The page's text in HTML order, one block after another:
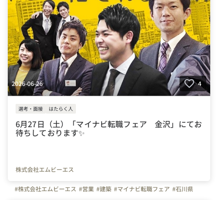
2026-06-26 4
選考・面接 はたらく人
6月27日（土）「マイナビ転職フェア 金沢」にてお
待ちしております✨
株式会社エムビーエス
#株式会社エムビーエス #営業 #建築 #マイナビ転職フェア #石川県